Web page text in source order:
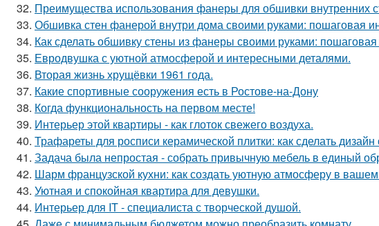
32. Преимущества использования фанеры для обшивки внутренних
33. Обшивка стен фанерой внутри дома своими руками: пошаговая
34. Как сделать обшивку стены из фанеры своими руками: пошаговая
35. Евродвушка с уютной атмосферой и интересными деталями.
36. Вторая жизнь хрущёвки 1961 года.
37. Какие спортивные сооружения есть в Ростове-на-Дону
38. Когда функциональность на первом месте!
39. Интерьер этой квартиры - как глоток свежего воздуха.
40. Трафареты для росписи керамической плитки: как сделать
41. Задача была непростая - собрать привычную мебель в единый
42. Шарм французской кухни: как создать уютную атмосферу в
43. Уютная и спокойная квартира для девушки.
44. Интерьер для IT - специалиста с творческой душой.